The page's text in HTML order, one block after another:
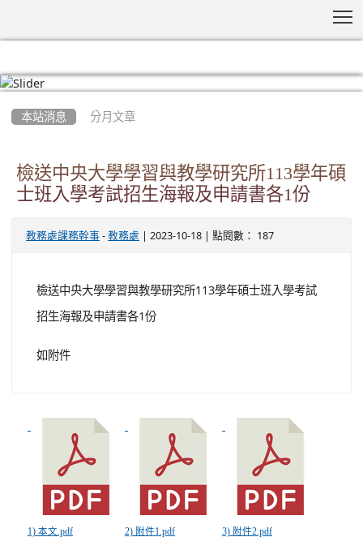
本站消息 分月文章
檢送中央大學學習與教學研究所113學年碩
士班入學考試招生海報及申請書各1份
教務處課務幹事 - 教務處 | 2023-10-18 | 點閱數： 187
檢送中央大學學習與教學研究所113學年碩士班入學考試
招生海報及申請書各1份
如附件
1) 本文.pdf 2) 附件1.pdf 3) 附件2.pdf